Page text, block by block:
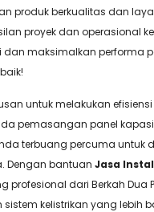
produk berkualitas dan
proyek dan operasional
dan maksimalkan performa
untuk melakukan
pemasangan panel
terbuang percuma untuk
Dengan bantuan Jasa
profesional dari Berkah Dua
kelistrikan yang lebih